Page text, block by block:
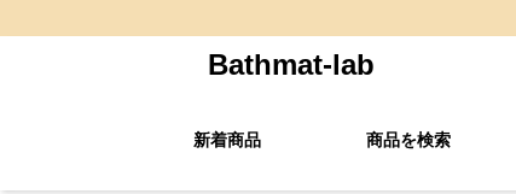
Bathmat-lab
新着商品 商品を検索